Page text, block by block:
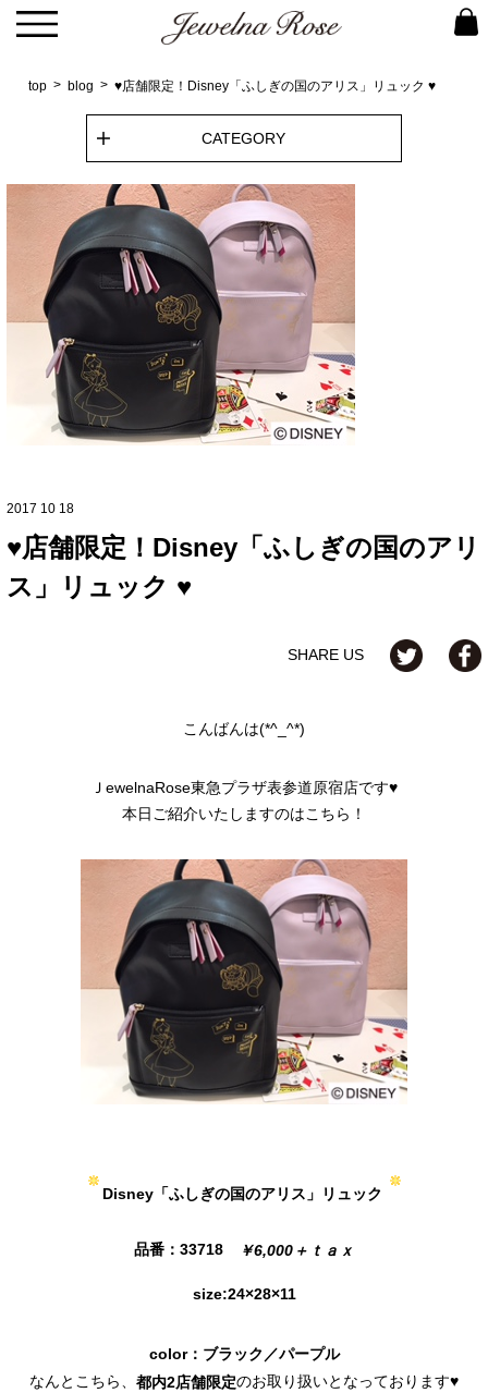
top blog ♥店舗限定！Disney「ふしぎの国のアリス」リュック ♥
CATEGORY
2017 10 18
♥店舗限定！Disney「ふしぎの国のアリ
ス」リュック ♥
SHARE US
こんばんは(*^_^*)
ＪewelnaRose東急プラザ表参道原宿店です♥
本日ご紹介いたしますのはこちら！
Disney「ふしぎの国のアリス」リュック
品番：33718 ￥6,000＋ｔａｘ
size:24×28×11
color：ブラック／パープル
なんとこちら、 都内2店舗限定のお取り扱いとなっております♥